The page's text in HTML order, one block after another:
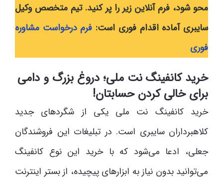
محو شود، فرم آنلاین زیر را پر کنید. تیم متخصص وکیل
سایبری آماده اقدام فوری است: فرم درخواست مشاوره
فوری
خرید کانفینگ نت ملی؛ دروغ بزرگ و دامی
برای خالی کردن حسابتان!
خرید کانفینگ نت ملی یکی از شگردهای جدید
کلاهبرداران سایبری است. در تبلیغات این فروشندگان
جعلی، ادعا می‌شود که با خرید این نوع کانفینگ
می‌توانید بدون نیاز به ابزارهای پیچیده، از بستر اینترنت